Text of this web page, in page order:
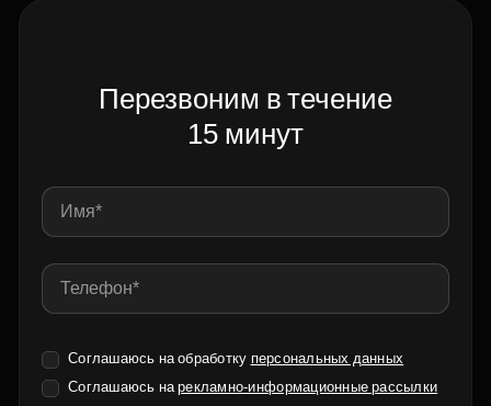
Перезвоним в течение
15 минут
Соглашаюсь на обработку персональных данных
Соглашаюсь нарекламно-информационные рассылки